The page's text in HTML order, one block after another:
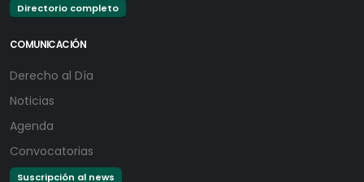
Directorio completo
COMUNICACIÓN
Derecho al Día
Noticias
Agenda
Convocatorias
Suscripción al news